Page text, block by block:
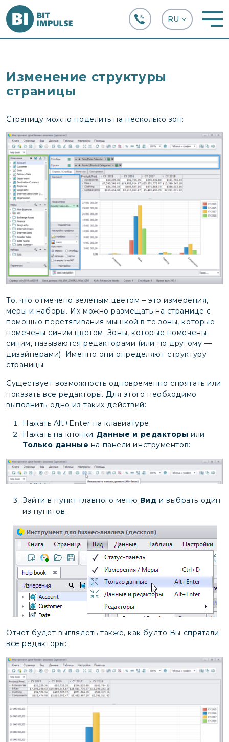
Изменение структуры
страницы
Страницу можно поделить на несколько зон:
То, что отмечено зеленым цветом – это измерения,
меры и наборы. Их можно размещать на странице с
помощью перетягивания мышкой в те зоны, которые
помечены синим цветом. Зоны, которые помечены
синим, называются редакторами (или по другому —
дизайнерами). Именно они определяют структуру
страницы.
Существует возможность одновременно спрятать или
показать все редакторы. Для этого необходимо
выполнить одно из таких действий:
Нажать Alt+Enter на клавиатуре.
Нажать на кнопки Данные и редакторы или
Только данные на панели инструментов:
Зайти в пункт главного меню Вид и выбрать один
из пунктов:
Отчет будет выглядеть также, как будто Вы спрятали
все редакторы: